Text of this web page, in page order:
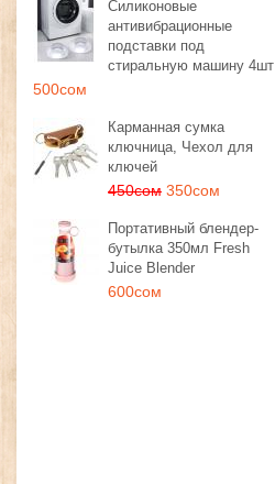
Силиконовые
антивибрационные
подставки под
стиральную машину 4шт
500сом
Карманная сумка
ключница, Чехол для
ключей
450сом 350сом
Портативный блендер-
бутылка 350мл Fresh
Juice Blender
600сом